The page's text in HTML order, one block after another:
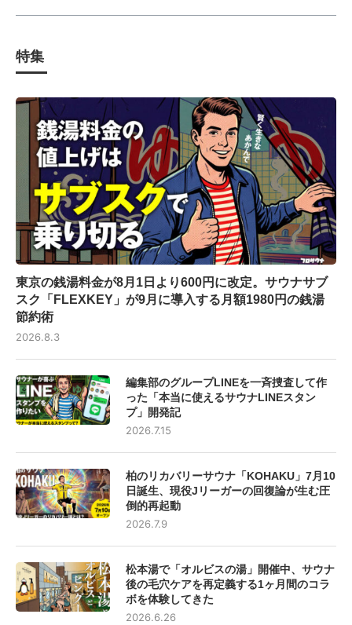
特集
東京の銭湯料金が8月1日より600円に改定。サウナサブ
スク「FLEXKEY」が9月に導入する月額1980円の銭湯
節約術
2026.8.3
編集部のグループLINEを一斉捜査して作
った「本当に使えるサウナLINEスタン
プ」開発記
2026.7.15
柏のリカバリーサウナ「KOHAKU」7月10
日誕生、現役Jリーガーの回復論が生む圧
倒的再起動
2026.7.9
松本湯で「オルビスの湯」開催中、サウナ
後の毛穴ケアを再定義する1ヶ月間のコラ
ボを体験してきた
2026.6.26